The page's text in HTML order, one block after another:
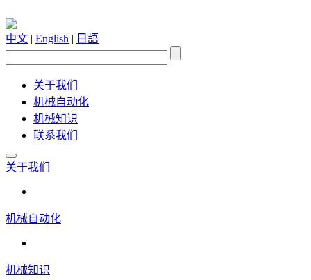
中文 | English | 日語
关于我们
机械自动化
机械知识
联系我们
关于我们
机械自动化
机械知识